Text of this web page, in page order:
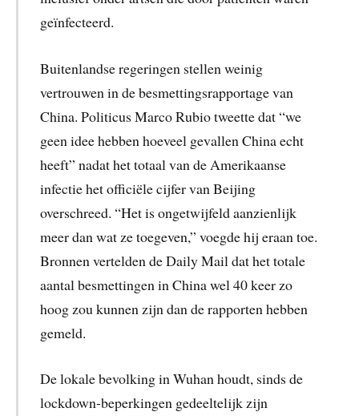
geïnfecteerd.
Buitenlandse regeringen stellen weinig
vertrouwen in de besmettingsrapportage van
China. Politicus Marco Rubio tweette dat “we
geen idee hebben hoeveel gevallen China echt
heeft” nadat het totaal van de Amerikaanse
infectie het officiële cijfer van Beijing
overschreed. “Het is ongetwijfeld aanzienlijk
meer dan wat ze toegeven,” voegde hij eraan toe.
Bronnen vertelden de Daily Mail dat het totale
aantal besmettingen in China wel 40 keer zo
hoog zou kunnen zijn dan de rapporten hebben
gemeld.
De lokale bevolking in Wuhan houdt, sinds de
lockdown-beperkingen gedeeltelijk zijn